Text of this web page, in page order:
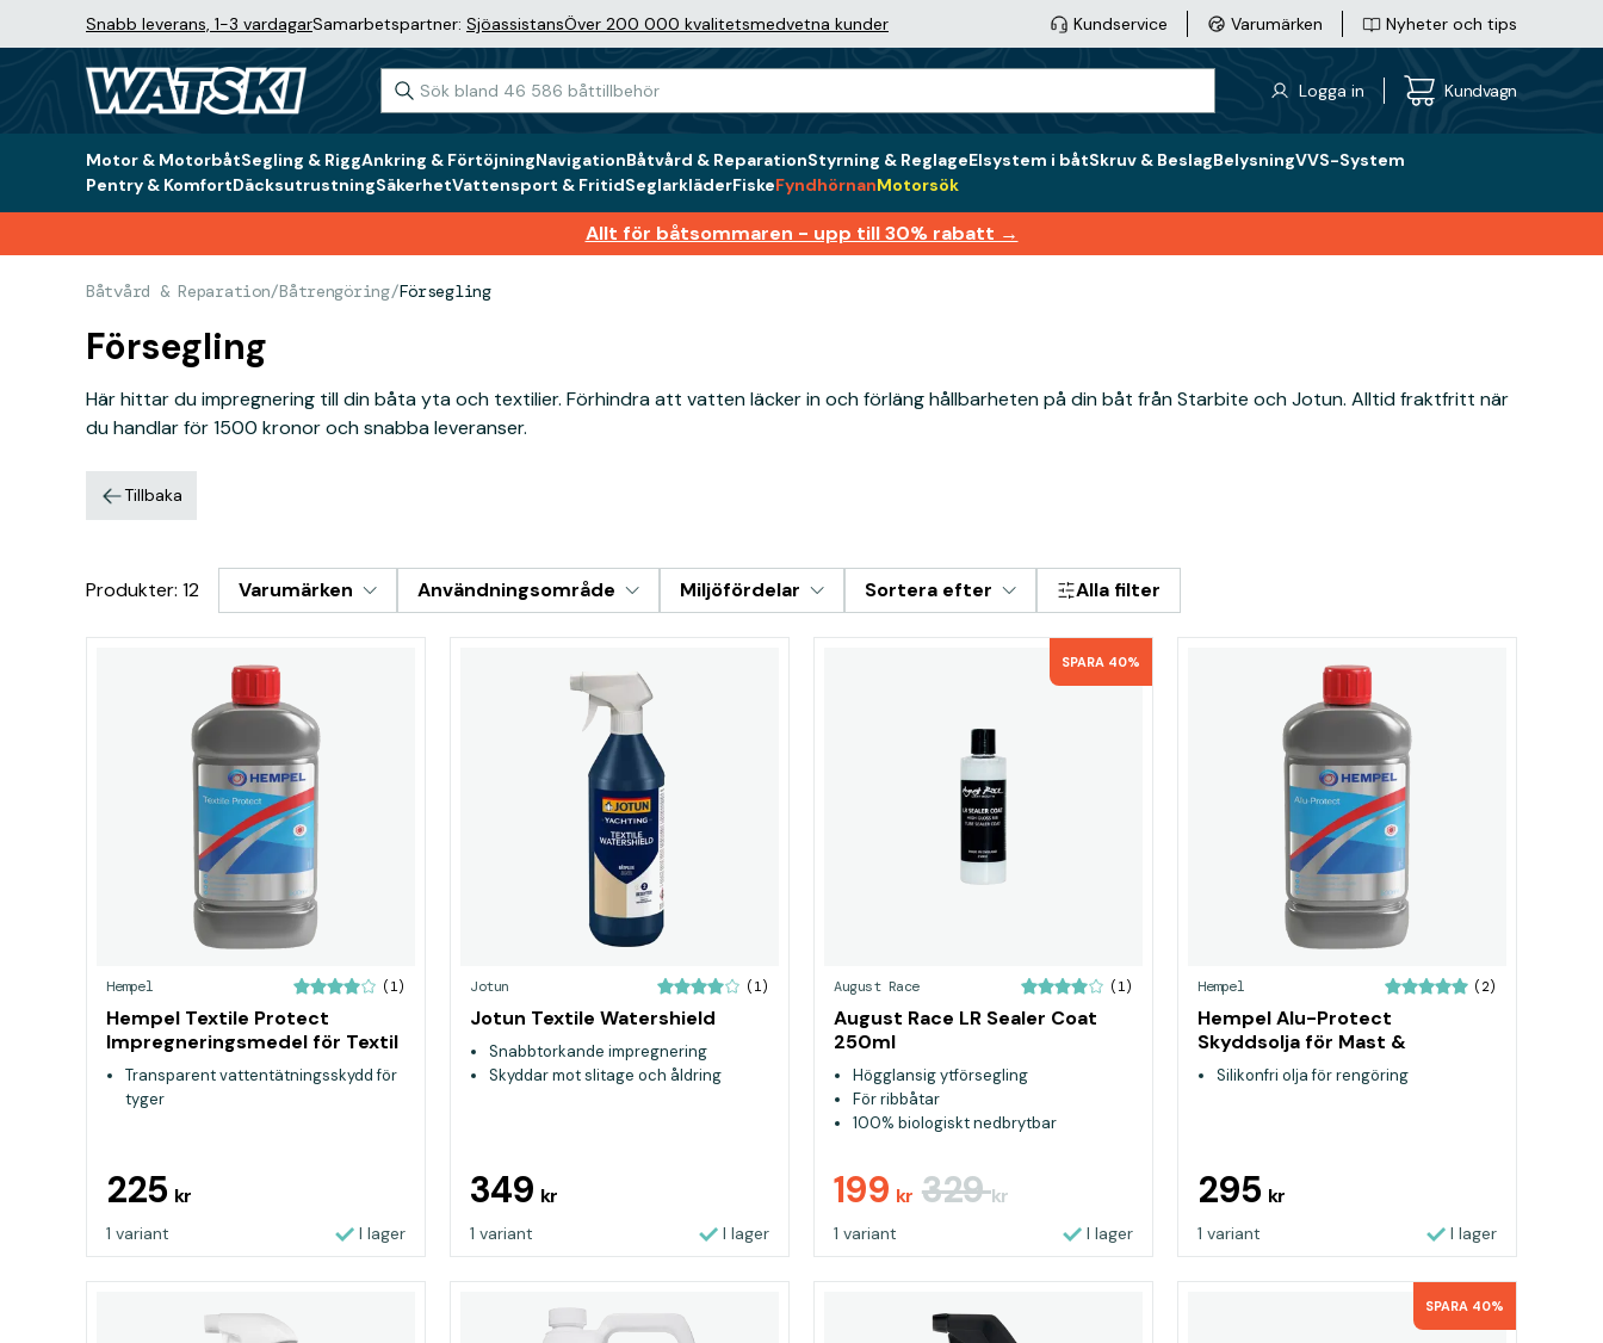
Snabb leverans, 1-3 vardagarSamarbetspartner: SjöassistansÖver 200 000 kvalitetsmedvetna kunder Kundservice Varumärken Nyheter och tips
Logga in Kundvagn
Motor & MotorbåtSegling & RiggAnkring & FörtöjningNavigationBåtvård & ReparationStyrning & ReglageElsystem i båtSkruv & BeslagBelysningVVS-System
Pentry & KomfortDäcksutrustningSäkerhetVattensport & FritidSeglarkläderFiskeFyndhörnanMotorsök
Allt för båtsommaren - upp till 30% rabatt →
Båtvård & Reparation/Båtrengöring/Försegling
Försegling
Här hittar du impregnering till din båta yta och textilier. Förhindra att vatten läcker in och förläng hållbarheten på din båt frånStarbite ochJotun. Alltid fraktfritt när
du handlar för 1500 kronor och snabba leveranser.
Tillbaka
Produkter: 12 Varumärken Användningsområde Miljöfördelar Sortera efter Alla filter
Hempel (1)
Hempel Textile Protect
Impregneringsmedel för Textil
0,5LTransparent vattentätningsskydd för
tyger
225 kr
1 variant I lager
Jotun (1)
Jotun Textile Watershield
Snabbtorkande impregnering
Skyddar mot slitage och åldring
349 kr
1 variant I lager
SPARA 40%
August Race (1)
August Race LR Sealer Coat
250ml
Högglansig ytförsegling
För ribbåtar
100% biologiskt nedbrytbar
199 kr 329kr
1 variant I lager
Hempel (2)
Hempel Alu-Protect
Skyddsolja för Mast &
Riggdelar 0,5L
Silikonfri olja för rengöring
295 kr
1 variant I lager
SPARA 40%